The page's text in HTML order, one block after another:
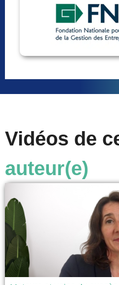
Vidéos de
auteur(e)